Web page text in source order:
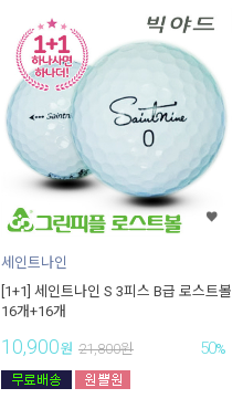
세인트나인
[1+1] 세인트나인 S 3피스 B급 로스트볼
16개+16개
10,900원 21,800원 50%